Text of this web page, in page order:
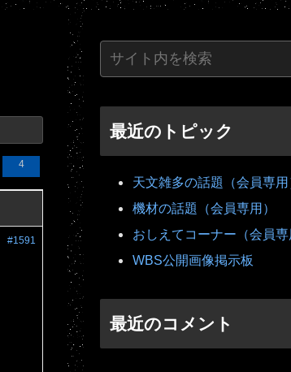
4
#1591
最近のトピック
天文雑多の話題（会員専用
機材の話題（会員専用）
おしえてコーナー（会員専
WBS公開画像掲示板
最近のコメント